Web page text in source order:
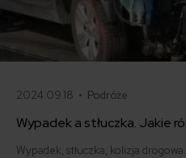
2024.09.18 • Podróże
Wypadek a stłuczka. Jakie
Wypadek, stłuczka, kolizja